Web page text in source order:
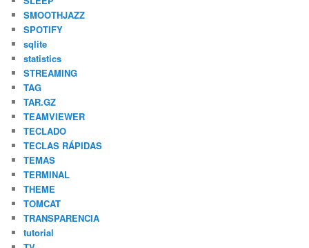
SMOOTHJAZZ
SPOTIFY
sqlite
statistics
STREAMING
TAG
TAR.GZ
TEAMVIEWER
TECLADO
TECLAS RÁPIDAS
TEMAS
TERMINAL
THEME
TOMCAT
TRANSPARENCIA
tutorial